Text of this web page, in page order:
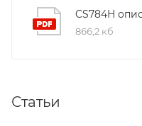
CS784H
866,2 кб
Статьи